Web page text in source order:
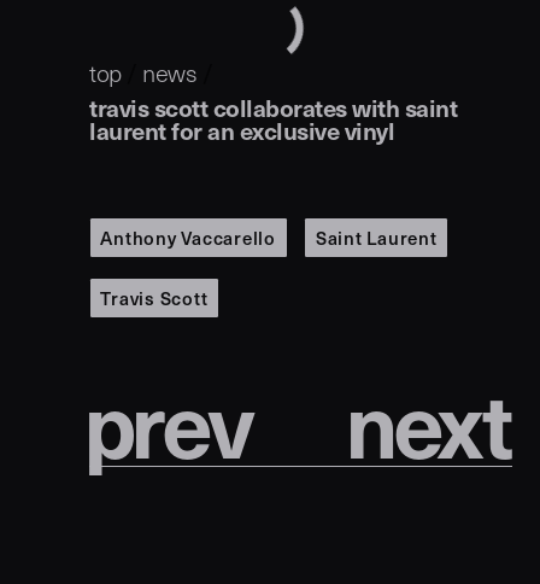
top/ news
travis scott collaborates with saint
laurent for an exclusive vinyl
Anthony Vaccarello Saint Laurent
Travis Scott
prev next